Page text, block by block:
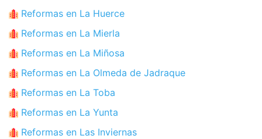
Reformas en La Huerce
Reformas en La Mierla
Reformas en La Miñosa
Reformas en La Olmeda de Jadraque
Reformas en La Toba
Reformas en La Yunta
Reformas en Las Inviernas